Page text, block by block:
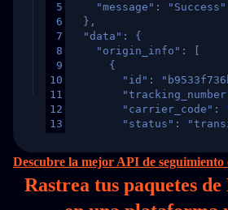
5
6
7
8
9
10
11
12
13
16
17
    "message": "Success"
  },
  "data": {
    "origin_info": [
      {
"id":
"carrier_code":
"status":
        "weblink": "",
        "phone": null,
Descubre la mejor API de seguimiento
Rastrea tus paquetes de